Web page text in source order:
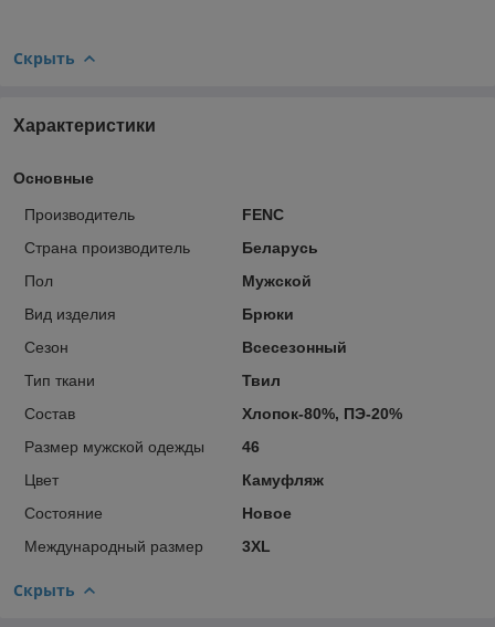
Скрыть
Характеристики
Основные
Производитель
FENC
Страна производитель
Беларусь
Пол
Мужской
Вид изделия
Брюки
Сезон
Всесезонный
Тип ткани
Твил
Состав
Хлопок-80%, ПЭ-20%
Размер мужской одежды
46
Цвет
Камуфляж
Состояние
Новое
Международный размер
3XL
Скрыть